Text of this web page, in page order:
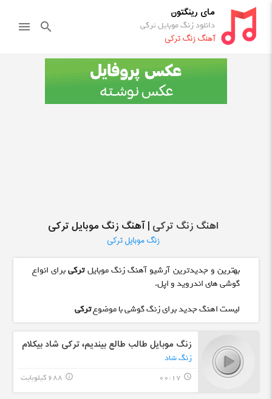
مای رینگتون
دانلود زنگ موبایل ترکی
آهنگ زنگ ترکی
search
menu
اهنگ زنگ ترکی | آهنگ زنگ موبایل ترکی
زنگ موبایل ترکی
بهترین و جدیدترین آرشیو آهنگ زنگ موبایلترکیبرای انواع
گوشی های اندروید و اپل.
لیست اهنگ جدید برای زنگ گوشی با موضوعترکی
زنگ موبایل طالب طالع بیندیم، ترکی شاد بیکلام
زنگ شاد
query_builder
00:17 688 کیلوبایت info_outline